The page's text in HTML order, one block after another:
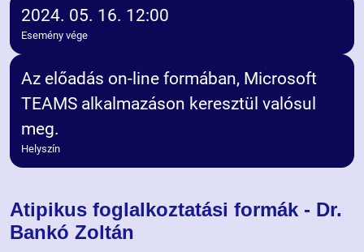
Atipikus foglalkoztatási formák - Dr.
Bankó Zoltán
Esemény vége
2024. 05. 16. 12:00
Helyszín
Az előadás on-line formában, Microsoft
TEAMS alkalmazáson keresztül valósul
meg.